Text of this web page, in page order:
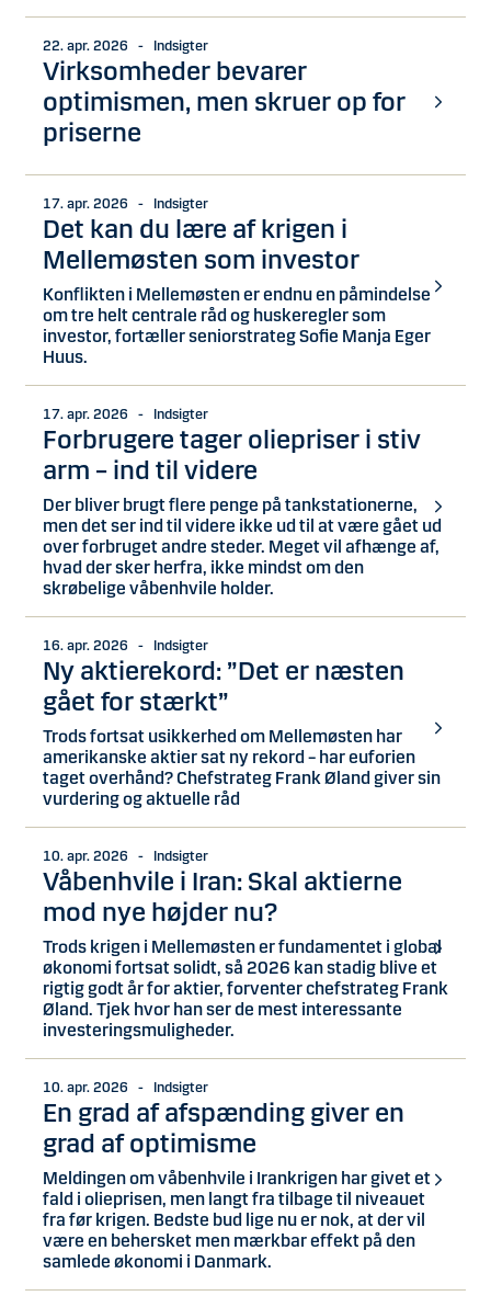
22. apr. 2026 - Indsigter
Virksomheder bevarer
optimismen, men skruer op for
priserne
17. apr. 2026 - Indsigter
Det kan du lære af krigen i
Mellemøsten som investor
Konflikten i Mellemøsten er endnu en påmindelse
om tre helt centrale råd og huskeregler som
investor, fortæller seniorstrateg Sofie Manja Eger
Huus.
17. apr. 2026 - Indsigter
Forbrugere tager oliepriser i stiv
arm – ind til videre
Der bliver brugt flere penge på tankstationerne,
men det ser ind til videre ikke ud til at være gået ud
over forbruget andre steder. Meget vil afhænge af,
hvad der sker herfra, ikke mindst om den
skrøbelige våbenhvile holder.
16. apr. 2026 - Indsigter
Ny aktierekord: ”Det er næsten
gået for stærkt”
Trods fortsat usikkerhed om Mellemøsten har
amerikanske aktier sat ny rekord – har euforien
taget overhånd? Chefstrateg Frank Øland giver sin
vurdering og aktuelle råd
10. apr. 2026 - Indsigter
Våbenhvile i Iran: Skal aktierne
mod nye højder nu?
Trods krigen i Mellemøsten er fundamentet i global
økonomi fortsat solidt, så 2026 kan stadig blive et
rigtig godt år for aktier, forventer chefstrateg Frank
Øland. Tjek hvor han ser de mest interessante
investeringsmuligheder.
10. apr. 2026 - Indsigter
En grad af afspænding giver en
grad af optimisme
Meldingen om våbenhvile i Irankrigen har givet et
fald i olieprisen, men langt fra tilbage til niveauet
fra før krigen. Bedste bud lige nu er nok, at der vil
være en behersket men mærkbar effekt på den
samlede økonomi i Danmark.